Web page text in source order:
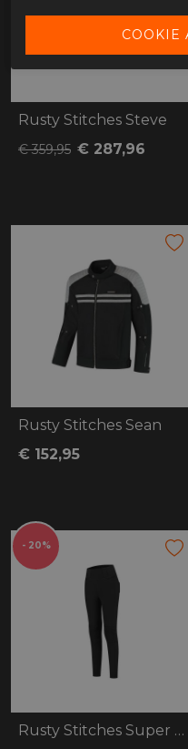
Rusty Stitches Steve
€ 359,95 € 287,96
Rusty Stitches Sean
€ 152,95
- 20%
Rusty Stitches Super Claudia V2